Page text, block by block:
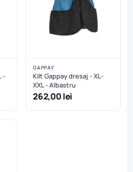
-
GAPPAY
Kilt Gappay dresaj - XL-
XXL - Albastru
262,00 lei